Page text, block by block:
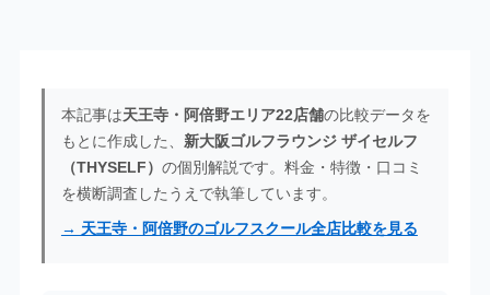
本記事は天王寺・阿倍野エリア22店舗の比較データを
もとに作成した、 新大阪ゴルフラウンジ ザイセルフ
（THYSELF） の個別解説です。料金・特徴・口コミ
を横断調査したうえで執筆しています。
→ 天王寺・阿倍野のゴルフスクール全店比較を見る